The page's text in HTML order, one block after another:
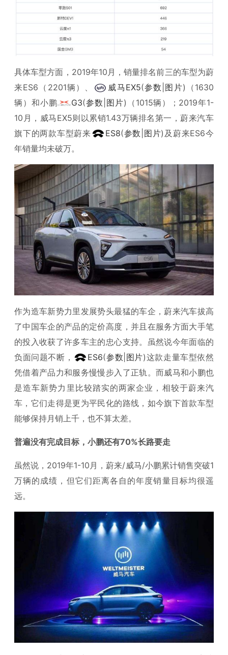
具体车型方面，2019年10月，销量排名前三的车型为蔚
来ES6（2201辆）、
威马EX5(参数 图片)（1630
辆）和小鹏
G3(参数 图片)（1015辆）；2019年1-
10月，威马EX5则以累销1.43万辆排名第一，蔚来汽车
旗下的两款车型蔚来
ES8(参数 图片)及蔚来ES6今
年销量均未破万。
作为造车新势力里发展势头最猛的车企，蔚来汽车拔高
了中国车企的产品的定价高度，并且在服务方面大手笔
的投入收获了许多车主的忠心支持。虽然说今年面临的
负面问题不断，
ES6(参数 图片)这款走量车型依然
凭借着产品力和服务慢慢步入了正轨。而威马和小鹏也
是造车新势力里比较踏实的两家企业，相较于蔚来汽
车，它们走得是更为平民化的路线，如今旗下首款车型
能够保持月销上千，也不算太差。
普遍没有完成目标，小鹏还有70%长路要走
虽然说，2019年1-10月，蔚来/威马/小鹏累计销售突破1
万辆的成绩，但它们距离各自的年度销量目标均很遥
远。